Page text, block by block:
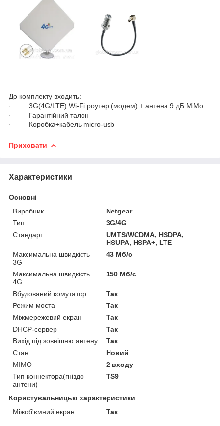
До комплекту входить:
· 3G(4G/LTE) Wi-Fi роутер (модем) + антена 9 дБ МіМо
· Гарантійний талон
· Коробка+кабель micro-usb
Приховати
Характеристики
Основні
Виробник
Netgear
Тип
3G/4G
Стандарт
UMTS/WCDMA, HSDPA,
HSUPA, HSPA+, LTE
Максимальна швидкість
3G
43 Мб/с
Максимальна швидкість
4G
150 Мб/с
Вбудований комутатор
Так
Режим моста
Так
Міжмережевий екран
Так
DHCP-сервер
Так
Вихід під зовнішню антену
Так
Стан
Новий
MIMO
2 входу
Тип коннектора(гніздо
антени)
TS9
Користувальницькі характеристики
Міжоб'ємний екран
Так